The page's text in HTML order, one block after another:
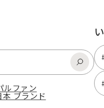
ルファン
本 ブランド